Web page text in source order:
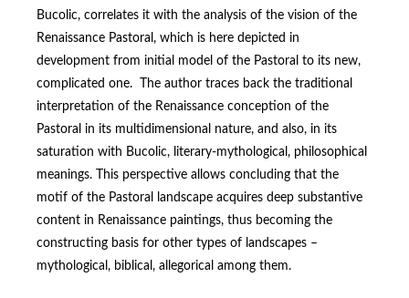
Bucolic, correlates it with the analysis of the vision of the
Renaissance Pastoral, which is here depicted in
development from initial model of the Pastoral to its new,
complicated one. The author traces back the traditional
interpretation of the Renaissance conception of the
Pastoral in its multidimensional nature, and also, in its
saturation with Bucolic, literary-mythological, philosophical
meanings. This perspective allows concluding that the
motif of the Pastoral landscape acquires deep substantive
content in Renaissance paintings, thus becoming the
constructing basis for other types of landscapes –
mythological, biblical, allegorical among them.